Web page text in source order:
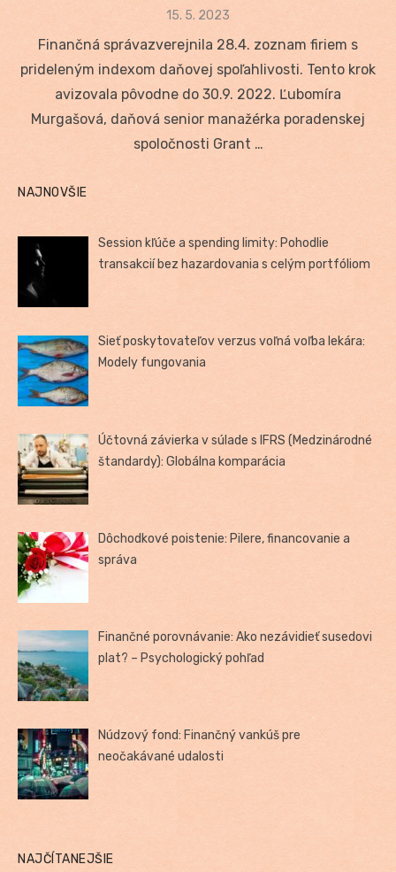
Posted
15. 5. 2023
Finančná správazverejnila 28.4. zoznam firiem s
prideleným indexom daňovej spoľahlivosti. Tento krok
avizovala pôvodne do 30.9. 2022. Ľubomíra
Murgašová, daňová senior manažérka poradenskej
spoločnosti Grant …
NAJNOVŠIE
Session kľúče a spending limity: Pohodlie
transakcií bez hazardovania s celým portfóliom
Sieť poskytovateľov verzus voľná voľba lekára:
Modely fungovania
Účtovná závierka v súlade s IFRS (Medzinárodné
štandardy): Globálna komparácia
Dôchodkové poistenie: Pilere, financovanie a
správa
Finančné porovnávanie: Ako nezávidieť susedovi
plat? – Psychologický pohľad
Núdzový fond: Finančný vankúš pre
neočakávané udalosti
NAJČÍTANEJŠIE